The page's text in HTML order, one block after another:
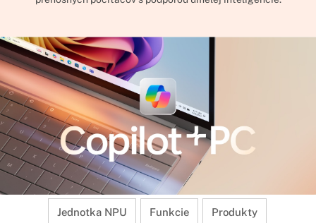
Jednotka NPU Funkcie Produkty